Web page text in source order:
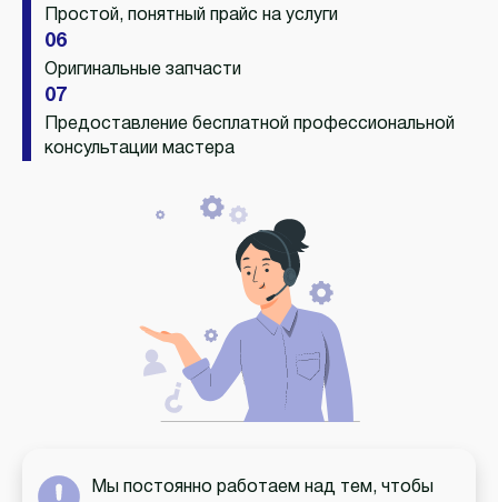
Простой, понятный прайс на услуги
06
Оригинальные запчасти
07
Предоставление бесплатной профессиональной
консультации мастера
Мы постоянно работаем над тем, чтобы